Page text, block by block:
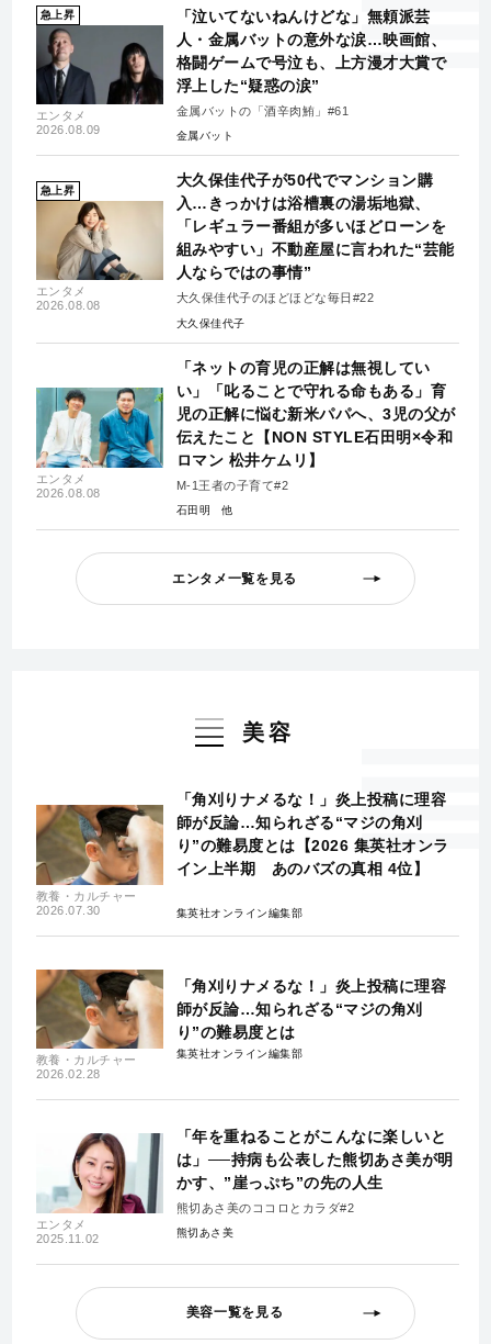
急上昇
エンタメ
2026.08.09
「泣いてないねんけどな」無頼派芸
人・金属バットの意外な涙…映画館、
格闘ゲームで号泣も、上方漫才大賞で
浮上した“疑惑の涙”
金属バットの「酒辛肉鮪」#61
金属バット
急上昇
エンタメ
2026.08.08
大久保佳代子が50代でマンション購
入…きっかけは浴槽裏の湯垢地獄、
「レギュラー番組が多いほどローンを
組みやすい」不動産屋に言われた“芸能
人ならではの事情”
大久保佳代子のほどほどな毎日#22
大久保佳代子
エンタメ
2026.08.08
「ネットの育児の正解は無視してい
い」「叱ることで守れる命もある」育
児の正解に悩む新米パパへ、3児の父が
伝えたこと【NON STYLE石田明×令和
ロマン 松井ケムリ】
M-1王者の子育て#2
石田明
エンタメ一覧を見る
美容
教養・カルチャー
2026.07.30
「角刈りナメるな！」炎上投稿に理容
師が反論…知られざる“マジの角刈
り”の難易度とは【2026 集英社オンラ
イン上半期 あのバズの真相 4位】
集英社オンライン編集部
教養・カルチャー
2026.02.28
「角刈りナメるな！」炎上投稿に理容
師が反論…知られざる“マジの角刈
り”の難易度とは
集英社オンライン編集部
エンタメ
2025.11.02
「年を重ねることがこんなに楽しいと
は」──持病も公表した熊切あさ美が明
かす、”崖っぷち”の先の人生
熊切あさ美のココロとカラダ#2
熊切あさ美
美容一覧を見る